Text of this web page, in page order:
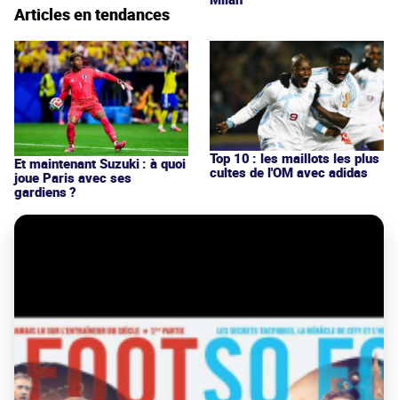
Articles en tendances
Et maintenant Suzuki : à quoi
joue Paris avec ses
gardiens ?
Top 10 : les maillots les plus
cultes de l'OM avec adidas